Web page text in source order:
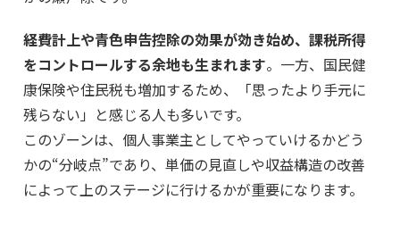
経費計上や青色申告控除の効果が効き始め、課税所得
をコントロールする余地も生まれます。一方、国民健
康保険や住民税も増加するため、「思ったより手元に
残らない」と感じる人も多いです。
このゾーンは、個人事業主としてやっていけるかどう
かの“分岐点”であり、単価の見直しや収益構造の改善
によって上のステージに行けるかが重要になります。